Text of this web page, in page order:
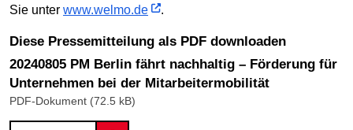
Sie unter www.welmo.de .
Diese Pressemitteilung als PDF downloaden
20240805 PM Berlin fährt nachhaltig – Förderung für
Unternehmen bei der Mitarbeitermobilität
PDF-Dokument (72.5 kB)